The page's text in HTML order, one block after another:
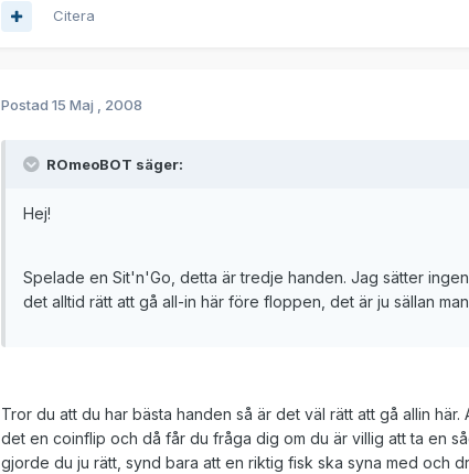
Citera
Postad 15 Maj , 2008
ROmeoBOT säger:
Hej!
Spelade en Sit'n'Go, detta är tredje handen. Jag sätter
det alltid rätt att gå all-in här före floppen, det är ju sällan
Tror du att du har bästa handen så är det väl rätt att gå allin
det en coinflip och då får du fråga dig om du är villig att ta en
gjorde du ju rätt, synd bara att en riktig fisk ska syna med och